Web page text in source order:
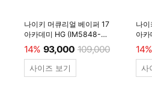
나이키 머큐리얼 베이퍼 17
아카데미 HG (IM5848-
600)
14% 93,000 109,000
사이즈 보기
나
아
14%
사